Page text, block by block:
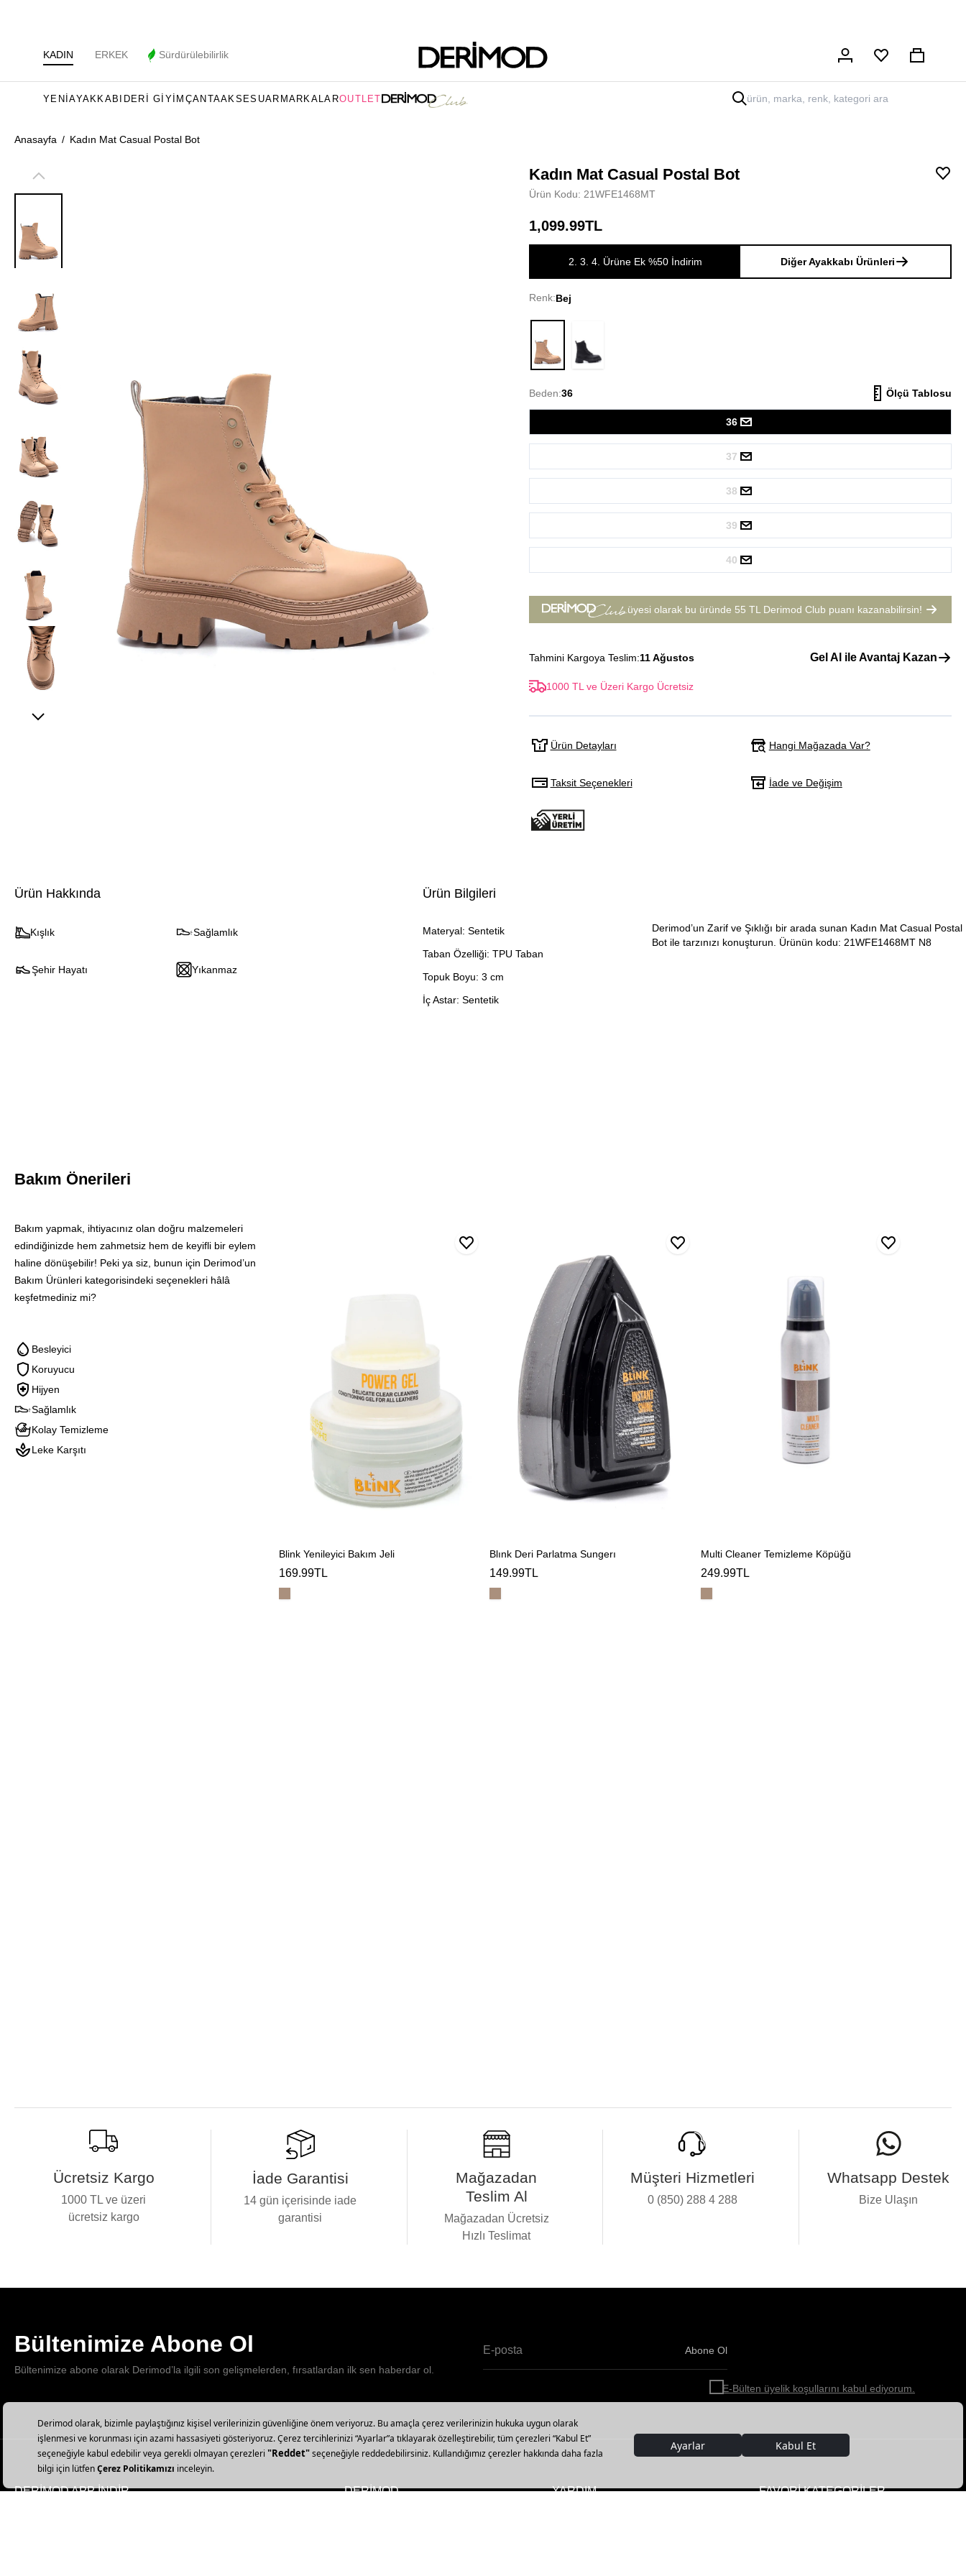
KADIN ERKEK Sürdürülebilirlik
Hesabım Sepet
YENIAYAKKABI DERI GIYIM ÇANTAAKSESUAR MARKALAROUTLET
Anasayfa / Kadın Mat Casual Postal Bot
Kadın Mat Casual Postal Bot
Ürün Kodu: 21WFE1468MT
1,099.99TL
2. 3. 4. Ürüne Ek %50 İndirim Diğer Ayakkabı Ürünleri
Renk:Bej
Bej
Beden:36 Ölçü Tablosu
36
37
38
39
40
üyesi olarak bu üründe 55 TL Derimod Club puanı kazanabilirsin!
Tahmini Kargoya Teslim:11 Ağustos Gel Al ile Avantaj Kazan
1000 TL ve Üzeri Kargo Ücretsiz
Ürün Detayları Hangi Mağazada Var?
Taksit Seçenekleri İade ve Değişim
Ürün Hakkında
Kışlık Sağlamlık
Şehir Hayatı Yıkanmaz
Ürün Bilgileri
Materyal: Sentetik
Taban Özelliği: TPU Taban
Topuk Boyu: 3 cm
İç Astar: Sentetik
Derimod’un Zarif ve Şıklığı bir arada sunan Kadın Mat Casual Postal
Bot ile tarzınızı konuşturun. Ürünün kodu: 21WFE1468MT N8
Bakım Önerileri
Bakım yapmak, ihtiyacınız olan doğru malzemeleri
edindiğinizde hem zahmetsiz hem de keyifli bir eylem
haline dönüşebilir! Peki ya siz, bunun için Derimod’un
Bakım Ürünleri kategorisindeki seçenekleri hâlâ
keşfetmediniz mi?
Besleyici
Koruyucu
Hijyen
Sağlamlık
Kolay Temizleme
Leke Karşıtı
Blink Yenileyici Bakım Jeli
169.99TL
Blınk Deri Parlatma Sungerı
149.99TL
Multi Cleaner Temizleme Köpüğü
249.99TL
Ücretsiz Kargo
1000 TL ve üzeri
ücretsiz kargo
İade Garantisi
14 gün içerisinde iade
garantisi
Mağazadan
Teslim Al
Mağazadan Ücretsiz
Hızlı Teslimat
Müşteri Hizmetleri
0 (850) 288 4 288
Whatsapp Destek
Bize Ulaşın
Bültenimize Abone Ol
Bültenimize abone olarak Derimod’la ilgili son gelişmelerden, fırsatlardan ilk sen haberdar ol.
Haber
abone
Abone Ol
E-Bülten üyelik koşullarını kabul ediyorum.
DERİMOD APP İNDİR DERİMOD YARDIM FAVORİ KATEGORİLER